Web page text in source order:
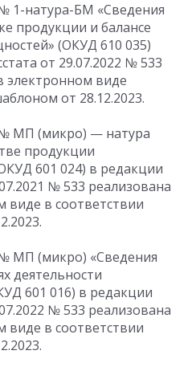
1-натура-БМ «Сведения
продукции и балансе
(ОКУД 610 035)
от 29.07.2022 № 533
электронном виде
от 28.12.2023.
МП (микро) — натура
продукции
601 024) в редакции
№ 533 реализована
виде в соответствии
МП (микро) «Сведения
деятельности
601 016) в редакции
№ 533 реализована
виде в соответствии